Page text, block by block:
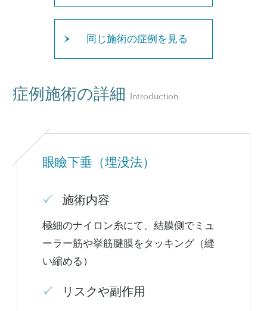
同じ施術の症例を見る
症例施術の詳細 Introduction
眼瞼下垂（埋没法）
施術内容
極細のナイロン糸にて、結膜側でミュ
ーラー筋や挙筋腱膜をタッキング（縫
い縮める）
リスクや副作用